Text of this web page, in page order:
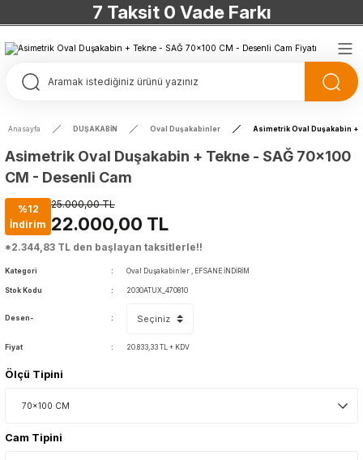
7 Taksit 0 Vade Farkı
TÜRKİYE’NİN HERYERİNE ÜCRETSİZ KARGO
TÜRKİYE’NİN HERYERİNE ÜCRETSİZ KARGO
Anasayfa DUŞAKABİN Oval Duşakabinler Asimetrik Oval Duşakabin +
Asimetrik Oval Duşakabin + Tekne - SAĞ 70x100
CM - Desenli Cam
%12
İndirim
25.000,00 TL
22.000,00 TL
*2.344,83 TL den başlayan taksitlerle!!
Kategori Oval Duşakabinler , EFSANE İNDİRİM
Stok Kodu 2030ATUX_470810
Desen-
Fiyat 20.833,33 TL + KDV
Ölçü Tipini
Cam Tipini